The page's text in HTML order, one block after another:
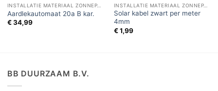
aan
verlanglijst
INSTALLATIE MATERIAAL ZONNEPANELEN
Aardlekautomaat 20a B kar.
€34,99
aan
verlanglijst
INSTALLATIE MATERIAAL ZONNEPANELEN
Solar kabel zwart per meter
4mm
€1,99
BB DUURZAAM B.V.